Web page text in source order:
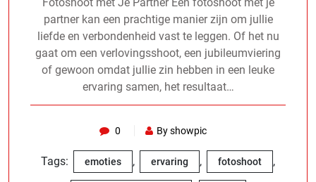
partner kan een prachtige manier zijn om jullie
liefde en verbondenheid vast te leggen. Of het nu
gaat om een verlovingsshoot, een jubileumviering
of gewoon omdat jullie zin hebben in een leuke
ervaring samen, het resultaat…
0 By showpic
Tags: emoties , ervaring , fotoshoot ,